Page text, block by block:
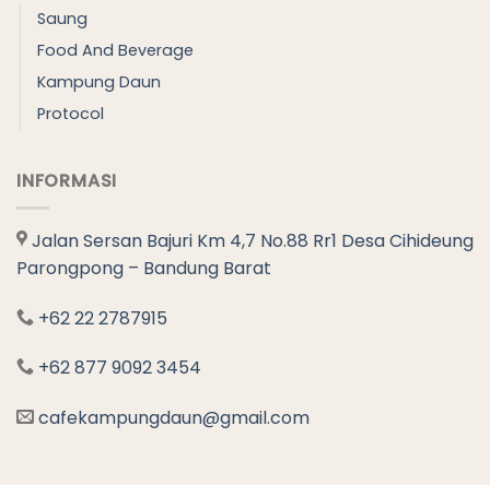
Saung
Food And Beverage
Kampung Daun
Protocol
INFORMASI
Jalan Sersan Bajuri Km 4,7 No.88 Rr1 Desa Cihideung
Parongpong – Bandung Barat
+62 22 2787915
+62 877 9092 3454
cafekampungdaun@gmail.com